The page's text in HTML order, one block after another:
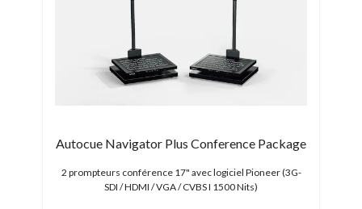
Autocue Navigator Plus Conference Package
2 prompteurs conférence 17" avec logiciel Pioneer (3G-
SDI / HDMI / VGA / CVBS I 1500 Nits)